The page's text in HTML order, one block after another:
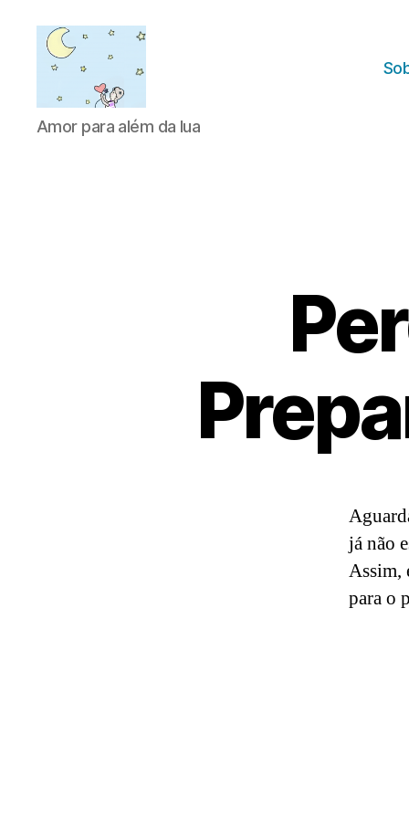
Amor
para
Amor para além da lua
já não
Assim,
para o